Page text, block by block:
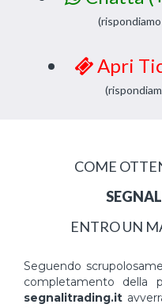
Apri
COME
ENTRO UN
Seguendo
completamento della
segnalitrading.it